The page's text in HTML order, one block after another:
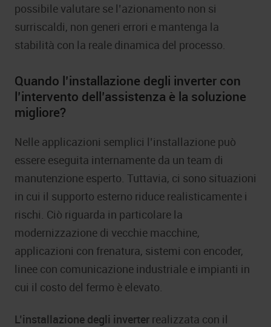
possibile valutare se l’azionamento non si
surriscaldi, non generi errori e mantenga la
stabilità con la reale dinamica del processo.
Quando l’installazione degli inverter con
l’intervento dell’assistenza è la soluzione
migliore?
Nelle applicazioni semplici l’installazione può
essere eseguita internamente da un team di
manutenzione esperto. Tuttavia, ci sono situazioni
in cui il supporto esterno riduce realisticamente i
rischi. Ciò riguarda in particolare la
modernizzazione di vecchie macchine,
applicazioni con frenatura, sistemi con encoder,
linee con comunicazione industriale e impianti in
cui il costo del fermo è elevato.
L’installazione degli inverter realizzata con il